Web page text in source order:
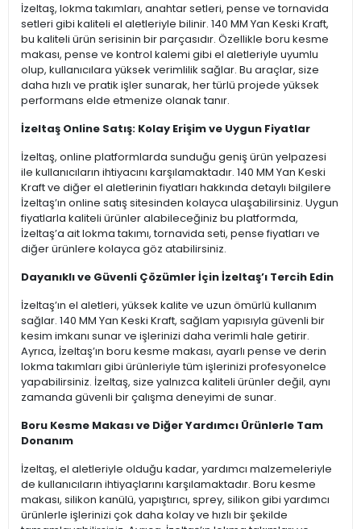
İzeltaş, lokma takımları, anahtar setleri, pense ve tornavida
setleri gibi kaliteli el aletleriyle bilinir. 140 MM Yan Keski Kraft,
bu kaliteli ürün serisinin bir parçasıdır. Özellikle boru kesme
makası, pense ve kontrol kalemi gibi el aletleriyle uyumlu
olup, kullanıcılara yüksek verimlilik sağlar. Bu araçlar, size
daha hızlı ve pratik işler sunarak, her türlü projede yüksek
performans elde etmenize olanak tanır.
İzeltaş Online Satış: Kolay Erişim ve Uygun Fiyatlar
İzeltaş, online platformlarda sunduğu geniş ürün yelpazesi
ile kullanıcıların ihtiyacını karşılamaktadır. 140 MM Yan Keski
Kraft ve diğer el aletlerinin fiyatları hakkında detaylı bilgilere
İzeltaş’ın online satış sitesinden kolayca ulaşabilirsiniz. Uygun
fiyatlarla kaliteli ürünler alabileceğiniz bu platformda,
İzeltaş’a ait lokma takımı, tornavida seti, pense fiyatları ve
diğer ürünlere kolayca göz atabilirsiniz.
Dayanıklı ve Güvenli Çözümler İçin İzeltaş’ı Tercih Edin
İzeltaş’ın el aletleri, yüksek kalite ve uzun ömürlü kullanım
sağlar. 140 MM Yan Keski Kraft, sağlam yapısıyla güvenli bir
kesim imkanı sunar ve işlerinizi daha verimli hale getirir.
Ayrıca, İzeltaş’ın boru kesme makası, ayarlı pense ve derin
lokma takımları gibi ürünleriyle tüm işlerinizi profesyonelce
yapabilirsiniz. İzeltaş, size yalnızca kaliteli ürünler değil, aynı
zamanda güvenli bir çalışma deneyimi de sunar.
Boru Kesme Makası ve Diğer Yardımcı Ürünlerle Tam
Donanım
İzeltaş, el aletleriyle olduğu kadar, yardımcı malzemeleriyle
de kullanıcıların ihtiyaçlarını karşılamaktadır. Boru kesme
makası, silikon kanülü, yapıştırıcı, sprey, silikon gibi yardımcı
ürünlerle işlerinizi çok daha kolay ve hızlı bir şekilde